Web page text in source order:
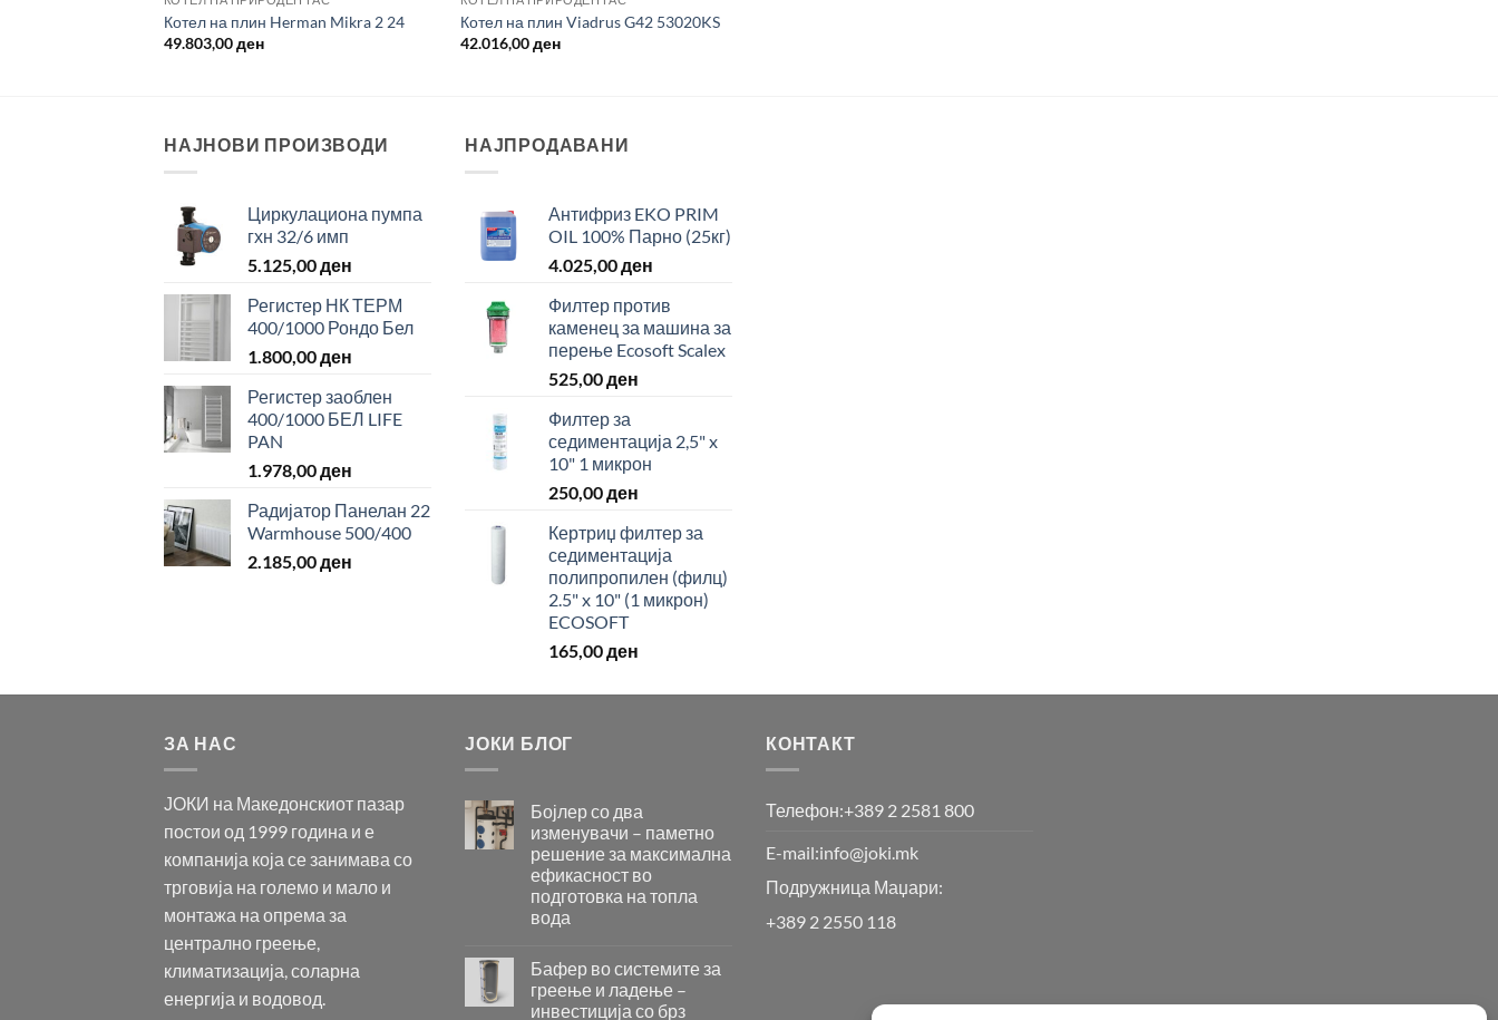
Котел на плин Herman Mikra 2 24
49.803,00ден
Котел на плин Viadrus G42 53020KS
42.016,00ден
НАЈНОВИ ПРОИЗВОДИ
Циркулациона пумпа
гхн 32/6 имп
5.125,00 ден
Регистер НК ТЕРМ
400/1000 Рондо Бел
1.800,00 ден
Регистер заоблен
400/1000 БЕЛ LIFE
PAN
1.978,00 ден
Радијатор Панелан 22
Warmhouse 500/400
2.185,00 ден
НАЈПРОДАВАНИ
Антифриз EKO PRIM
OIL 100% Парно (25кг)
4.025,00 ден
Филтер против
каменец за машина за
перење Ecosoft Scalex
525,00 ден
Филтер за
седиментација 2,5" x
10" 1 микрон
250,00 ден
Кертриџ филтер за
седиментација
полипропилен (филц)
2.5" x 10" (1 микрон)
ECOSOFT
165,00 ден
ЗА НАС
ЈОКИ на Македонскиот пазар
постои од 1999 година и е
компанија која се занимава со
трговија на големо и мало и
монтажа на опрема за
централно греење,
климатизација, соларна
енергија и водовод.
ЈОКИ БЛОГ
Бојлер со два
изменувачи – паметно
решение за максимална
ефикасност во
подготовка на топла
вода
со
изменувачи
Бафер во системите за
греење и ладење –
инвестиција со брз
КОНТАКТ
Телефон:+389 2 2581 800
E-mail:info@joki.mk
Подружница Маџари:
+389 2 2550 118